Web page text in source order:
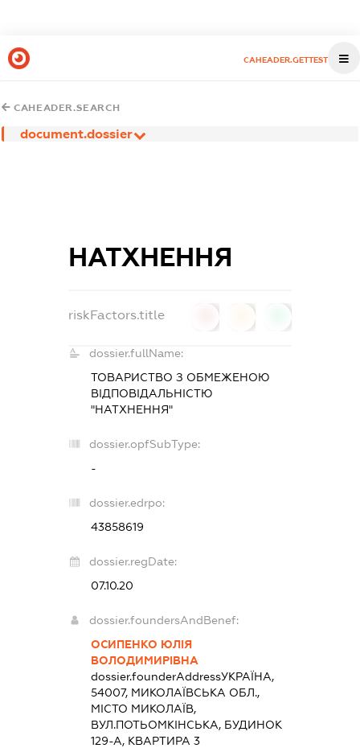
CAHEADER.GETTEST
CAHEADER.SEARCH
document.dossier
НАТХНЕННЯ
riskFactors.title
dossier.fullName:
ТОВАРИСТВО З ОБМЕЖЕНОЮ
ВІДПОВІДАЛЬНІСТЮ
"НАТХНЕННЯ"
dossier.opfSubType:
-
dossier.edrpo:
43858619
dossier.regDate:
07.10.20
dossier.foundersAndBenef:
ОСИПЕНКО ЮЛІЯ
ВОЛОДИМИРІВНА
dossier.founderAddressУКРАЇНА,
54007, МИКОЛАЇВСЬКА ОБЛ.,
МІСТО МИКОЛАЇВ,
ВУЛ.ПОТЬОМКІНСЬКА, БУДИНОК
129-А, КВАРТИРА 3